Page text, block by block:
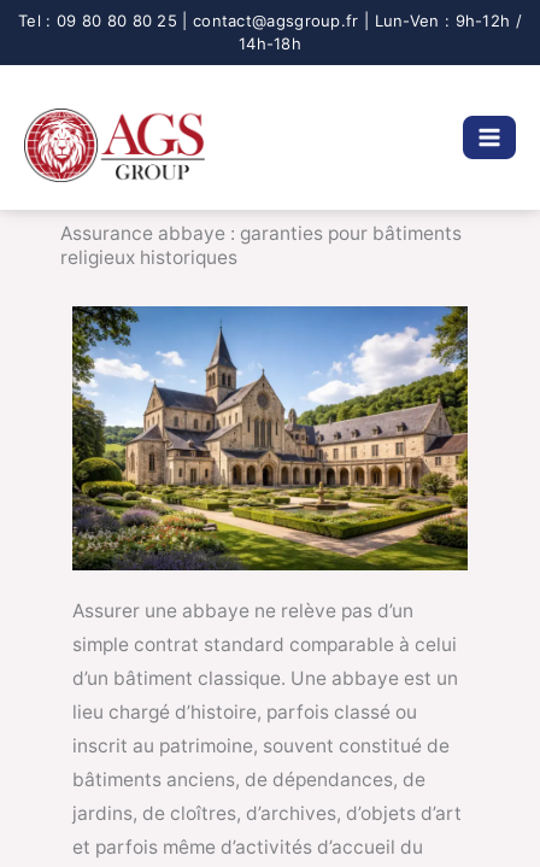
Aller
Assurance abbaye : garanties pour bâtiments
religieux historiques
Assurer une abbaye ne relève pas d’un
simple contrat standard comparable à celui
d’un bâtiment classique. Une abbaye est un
lieu chargé d’histoire, parfois classé ou
inscrit au patrimoine, souvent constitué de
bâtiments anciens, de dépendances, de
jardins, de cloîtres, d’archives, d’objets d’art
et parfois même d’activités d’accueil du